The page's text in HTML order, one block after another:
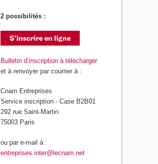
2 possibilités :
Bulletin d’inscription à télécharger
et à renvoyer par courrier à :
Cnam Entreprises
Service inscription - Case B2B01
292 rue Saint-Martin
75003 Paris
ou par e-mail à :
entreprises.inter@lecnam.net